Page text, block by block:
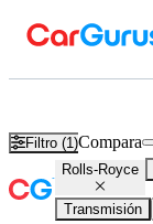
Filtro (1)Compara
Rolls-Royce
Transmisión